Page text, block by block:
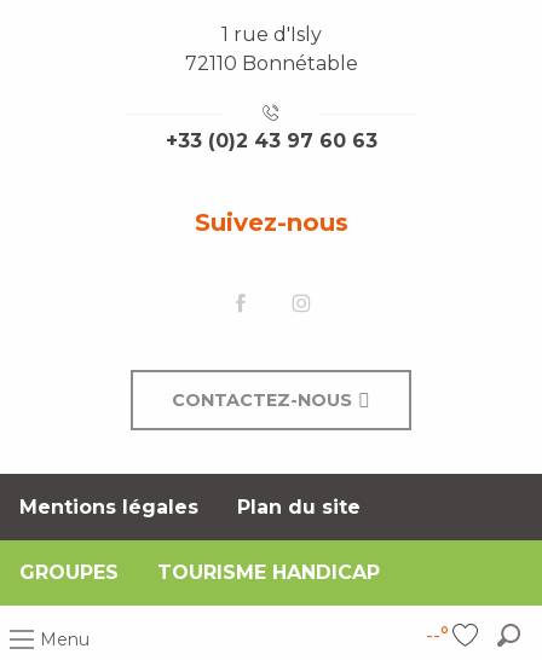
Menu --°
1 rue d'Isly
72110 Bonnétable
+33 (0)2 43 97 60 63
Suivez-nous
CONTACTEZ-NOUS
Mentions légales Plan du site
GROUPES TOURISME HANDICAP